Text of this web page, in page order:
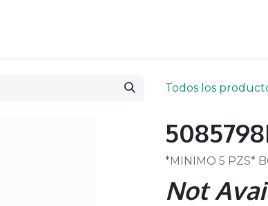
Todos los
*MINIMO 5 PZS*
Not